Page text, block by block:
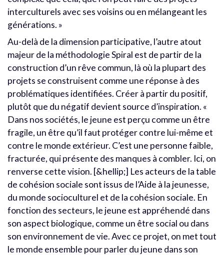
interculturels avec ses voisins ou en mélangeant les
générations. »
Au-delà de la dimension participative, l’autre atout
majeur de la méthodologie Spiral est de partir de la
construction d’un rêve commun, là où la plupart des
projets se construisent comme une réponse à des
problématiques identifiées. Créer à partir du positif,
plutôt que du négatif devient source d’inspiration. «
Dans nos sociétés, le jeune est perçu comme un être
fragile, un être qu’il faut protéger contre lui-même et
contre le monde extérieur. C’est une personne faible,
fracturée, qui présente des manques à combler. Ici, on
renverse cette vision. [&hellip;] Les acteurs de la table
de cohésion sociale sont issus de l’Aide à la jeunesse,
du monde socioculturel et de la cohésion sociale. En
fonction des secteurs, le jeune est appréhendé dans
son aspect biologique, comme un être social ou dans
son environnement de vie. Avec ce projet, on met tout
le monde ensemble pour parler du jeune dans son